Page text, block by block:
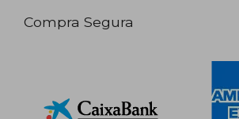
Compra Segura